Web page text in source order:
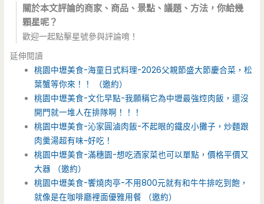
關於本文評論的商家、商品、景點、議題、方法，你給幾
顆星呢？
歡迎一起點擊星號參與評論唷！
延伸閱讀
桃園中壢美食-海童日式料理-2026父親節盛大節慶合菜，松
葉蟹等你來！！ （邀約）
桃園中壢美食-文化早點-我願稱它為中壢最強焢肉飯，還沒
開門就一堆人在排隊啊！！！
桃園中壢美食-沁家圓滷肉飯-不起眼的鐵皮小攤子，炒麵跟
肉羹湯超有味~好吃！
桃園中壢美食-滿穗園-想吃酒家菜也可以單點，價格平價又
大器 （邀約）
桃園中壢美食-饗燒肉亭-不用800元就有和牛牛排吃到飽，
就像是在咖啡廳裡面優雅用餐 （邀約）